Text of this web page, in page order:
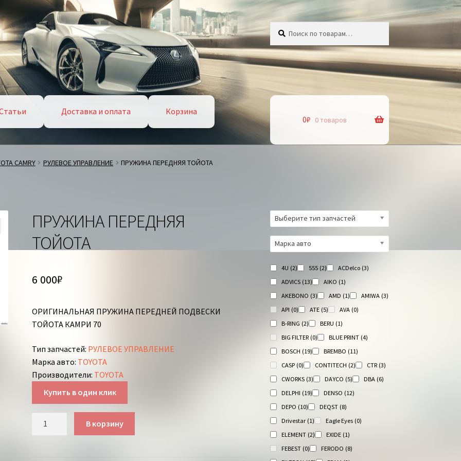
Доставка и оплата
Корзина
0₽ 0 товаров
CAMRY РУЛЕВОЕ УПРАВЛЕНИЕ ПРУЖИНА ПЕРЕДНЯЯ ТОЙОТА
ПРУЖИНА ПЕРЕДНЯЯ
ТОЙОТА
6 000₽
ОРИГИНАЛЬНАЯ ПРУЖИНА ПЕРЕДНЕЙ ПОДВЕСКИ
ТОЙОТА КАМРИ 70
Тип запчастей: РУЛЕВОЕ УПРАВЛЕНИЕ
Марка авто: TOYOTA
Производители: TOYOTA
Купить в один клик
В корзину
Выберите тип запчастей
Марка авто
4U (2) 555 (2) ACDelco (3)
ADVICS (13) AIKO (1)
AKEBONO (3) AMD (1) AMIWA (3)
API (0) ATE (5) AVA (0)
B-RING (2) BERU (1)
BIG FILTER (0) BLUE PRINT (4)
BOSCH (19) BREMBO (11)
CASP (0) CONTITECH (2) CTR (3)
CWORKS (3) DAYCO (5) DBA (6)
DELPHI (19) DENSO (12)
DEPO (10) DEQST (8)
Drivestar (1) Eagle Eyes (0)
ELEMENT (2) EXIDE (1)
FEBEST (0) FERODO (8)